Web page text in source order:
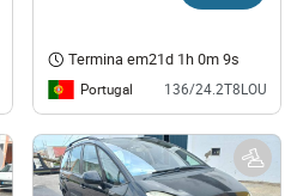
Termina em21d 1h 0m 9s
Portugal 136/24.2T8LOU